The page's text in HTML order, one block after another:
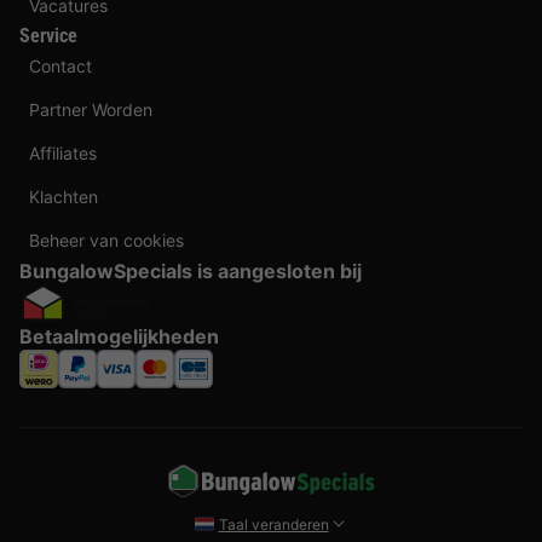
Vacatures
Service
Contact
Partner Worden
Affiliates
Klachten
Beheer van cookies
BungalowSpecials is aangesloten bij
Betaalmogelijkheden
Taal veranderen